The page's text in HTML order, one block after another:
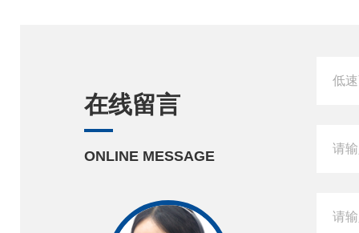
在线留言
ONLINE MESSAGE